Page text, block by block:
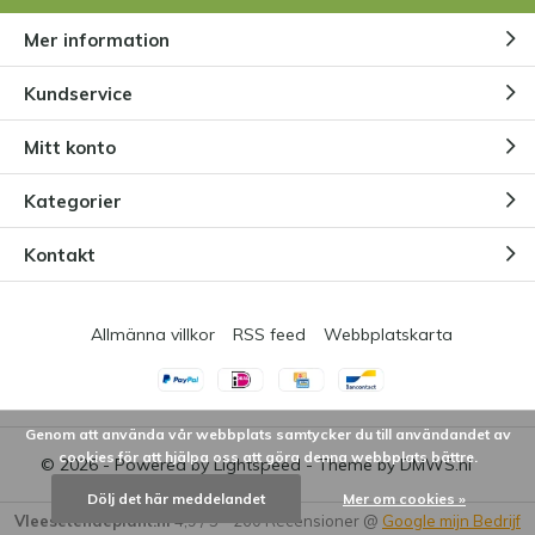
GenomBenni- 10-07-2024 20:23
GenomAndrej SVK
me a lot and make me really happy. Thank you so
+
+ plant size
protection during transport
+ well watered
Mer information
Kundservice
Mitt konto
Kategorier
Kontakt
© 2026 - Powered by Lightspeed - Theme byDMWS.nl
Allmänna villkor RSS feed Webbplatskarta
Vleesetendeplant.nl4,9/5-260Recensioner @ Google mijn Bedrijf
Genom att använda vår webbplats samtycker du till användandet av
cookies för att hjälpa oss att göra denna webbplats bättre.
Dölj det här meddelandet Mer om cookies »